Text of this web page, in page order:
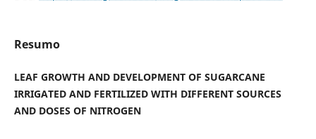
Resumo
LEAF GROWTH AND DEVELOPMENT OF SUGARCANE
IRRIGATED AND FERTILIZED WITH DIFFERENT SOURCES
AND DOSES OF NITROGEN